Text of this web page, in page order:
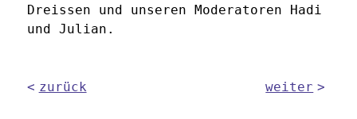
Dreissen und unseren Moderatoren Hadi
und Julian.
zurück weiter